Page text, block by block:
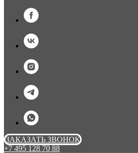
ЗАКАЗАТЬ ЗВОНОК
+7 495 128 70 88